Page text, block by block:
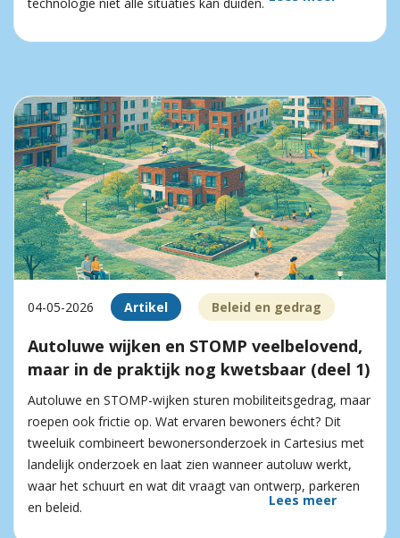
04-05-2026 Artikel Beleid en gedrag
Autoluwe wijken en STOMP veelbelovend,
maar in de praktijk nog kwetsbaar (deel 1)
Autoluwe en STOMP-wijken sturen mobiliteitsgedrag, maar
roepen ook frictie op. Wat ervaren bewoners écht? Dit
tweeluik combineert bewonersonderzoek in Cartesius met
landelijk onderzoek en laat zien wanneer autoluw werkt,
waar het schuurt en wat dit vraagt van ontwerp, parkeren
en beleid.
Lees meer